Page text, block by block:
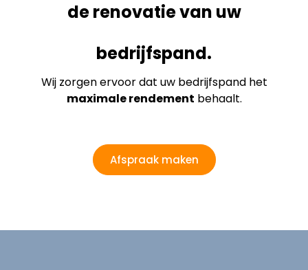
de renovatie van uw
bedrijfspand.
Wij zorgen ervoor dat uw bedrijfspand het
maximale rendement behaalt.
Afspraak maken